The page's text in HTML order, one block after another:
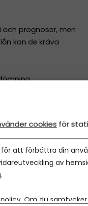
prognoser, men
kan de kräva
Därför kan det
att få fler
cookies för
att förbättra din
av
. Om du